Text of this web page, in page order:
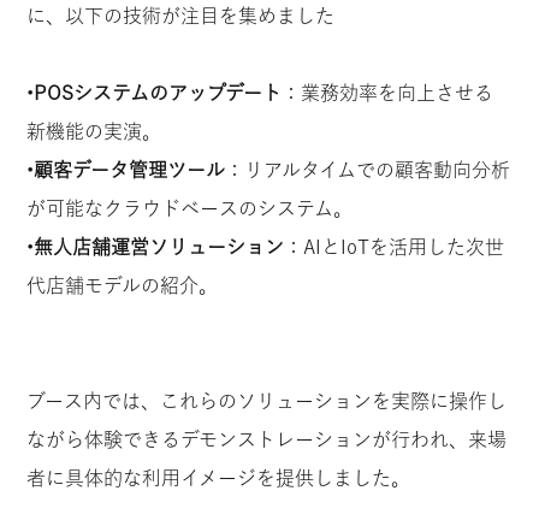
に、以下の技術が注目を集めました
• POSシステムのアップデート
：業務効率を向上させる
新機能の実演。
•顧客データ管理ツール ：リアルタイムでの顧客動向分析
が可能なクラウドベースのシステム。
•無人店舗運営ソリューション ：AIとIoTを活用した次世
代店舗モデルの紹介。
ブース内では、これらのソリューションを実際に操作し
ながら体験できるデモンストレーションが行われ、来場
者に具体的な利用イメージを提供しました。